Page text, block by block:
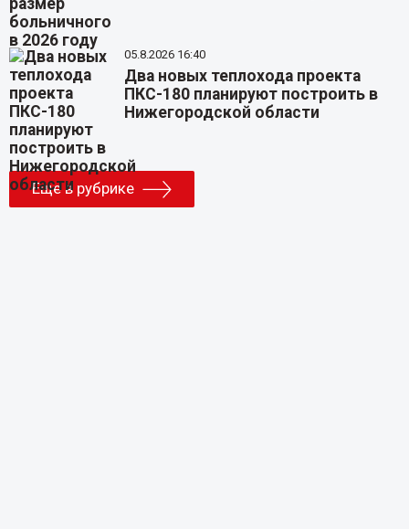
05.8.2026 16:40
Два новых теплохода проекта
ПКС-180 планируют построить в
Нижегородской области
Еще в рубрике